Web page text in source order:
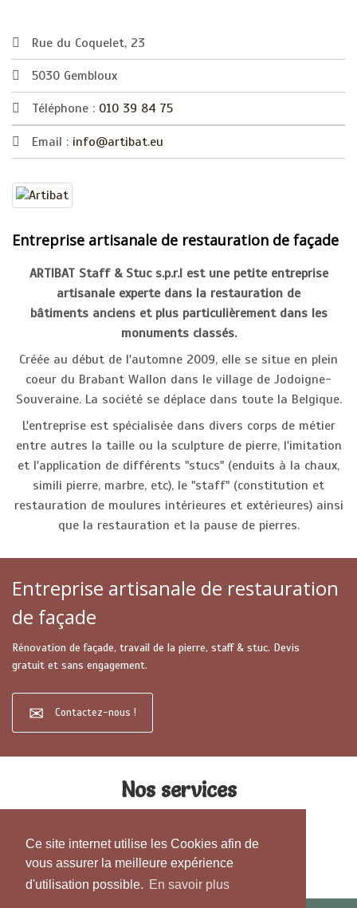
Ce site internet utilise les Cookies afin de
vous assurer la meilleure expérience
d'utilisation possible. En savoir plus
Rue du Coquelet, 23
5030 Gembloux
Téléphone : 010 39 84 75
Email : info@artibat.eu
Entreprise artisanale de restauration de façade
ARTIBAT Staff & Stuc s.p.r.l est une petite entreprise
artisanale experte dans la restauration de
bâtiments anciens et plus particulièrement dans les
monuments classés.
Créée au début de l'automne 2009, elle se situe en plein
coeur du Brabant Wallon dans le village de Jodoigne-
Souveraine. La société se déplace dans toute la Belgique.
L'entreprise est spécialisée dans divers corps de métier
entre autres la taille ou la sculpture de pierre, l'imitation
et l'application de différents "stucs" (enduits à la chaux,
simili pierre, marbre, etc), le "staff" (constitution et
restauration de moulures intérieures et extérieures) ainsi
que la restauration et la pause de pierres.
Entreprise artisanale de restauration
de façade
Rénovation de façade, travail de la pierre, staff & stuc. Devis
gratuit et sans engagement.
Contactez-nous !
Nos services